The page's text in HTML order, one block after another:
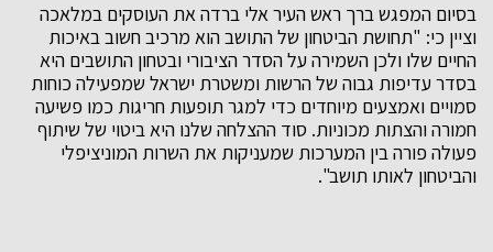
בסיום המפגש ברך ראש העיר אלי ברדה את העוסקים במלאכה
וציין כי: "תחושת הביטחון של התושב הוא מרכיב חשוב באיכות
החיים שלו ולכן השמירה על הסדר הציבורי ובטחון התושבים היא
בסדר עדיפות גבוה של הרשות ומשטרת ישראל שמפעילה כוחות
סמויים ואמצעים מיוחדים כדי למגר תופעות חריגות כמו פשיעה
חמורה והצתות מכוניות. סוד ההצלחה שלנו היא ביטוי של שיתוף
פעולה פורה בין המערכות שמעניקות את השרות המוניציפלי
והביטחון לאותו תושב".